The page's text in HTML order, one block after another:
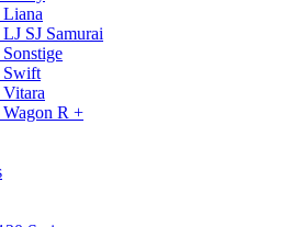
SJ Samurai
Swift
R +